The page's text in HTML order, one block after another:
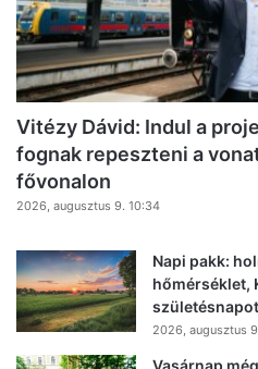
Vitézy Dávid: Indul a
fognak repeszteni a
fővonalon
2026, augusztus 9. 10:34
Napi pakk:
hőmérséklet,
2026, augusztus
Vasárnap